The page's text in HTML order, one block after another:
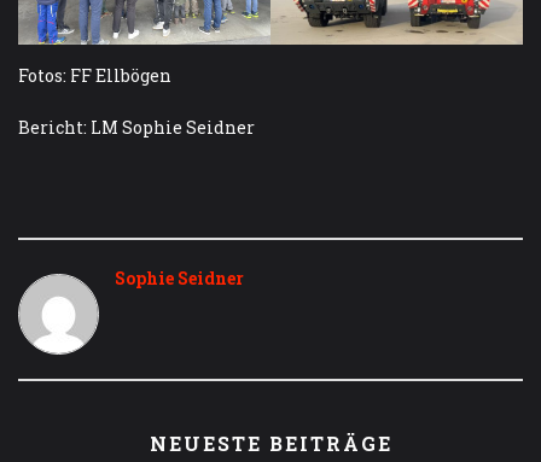
Fotos: FF Ellbögen
Bericht: LM Sophie Seidner
Sophie Seidner
NEUESTE BEITRÄGE